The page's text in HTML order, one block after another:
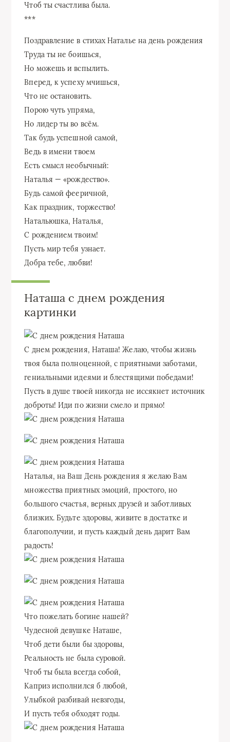
Чтоб ты счастлива была.
***
Поздравление в стихах Наталье на день рождения
Труда ты не боишься,
Но можешь и вспылить.
Вперед, к успеху мчишься,
Что не остановить.
Порою чуть упряма,
Но лидер ты во всём.
Так будь успешной самой,
Ведь в имени твоем
Есть смысл необычный:
Наталья — «рождество».
Будь самой фееричной,
Как праздник, торжество!
Натальюшка, Наталья,
С рождением твоим!
Пусть мир тебя узнает.
Добра тебе, любви!
Наташа с днем рождения
картинки
С днем рождения, Наташа! Желаю, чтобы жизнь
твоя была полноценной, с приятными заботами,
гениальными идеями и блестящими победами!
Пусть в душе твоей никогда не иссякнет источник
доброты! Иди по жизни смело и прямо!
Наталья, на Ваш День рождения я желаю Вам
множества приятных эмоций, простого, но
большого счастья, верных друзей и заботливых
близких. Будьте здоровы, живите в достатке и
благополучии, и пусть каждый день дарит Вам
радость!
Что пожелать богине нашей?
Чудесной девушке Наташе,
Чтоб дети были бы здоровы,
Реальность не была суровой.
Чтоб ты была всегда собой,
Каприз исполнился б любой,
Улыбкой разбивай невзгоды,
И пусть тебя обходят годы.